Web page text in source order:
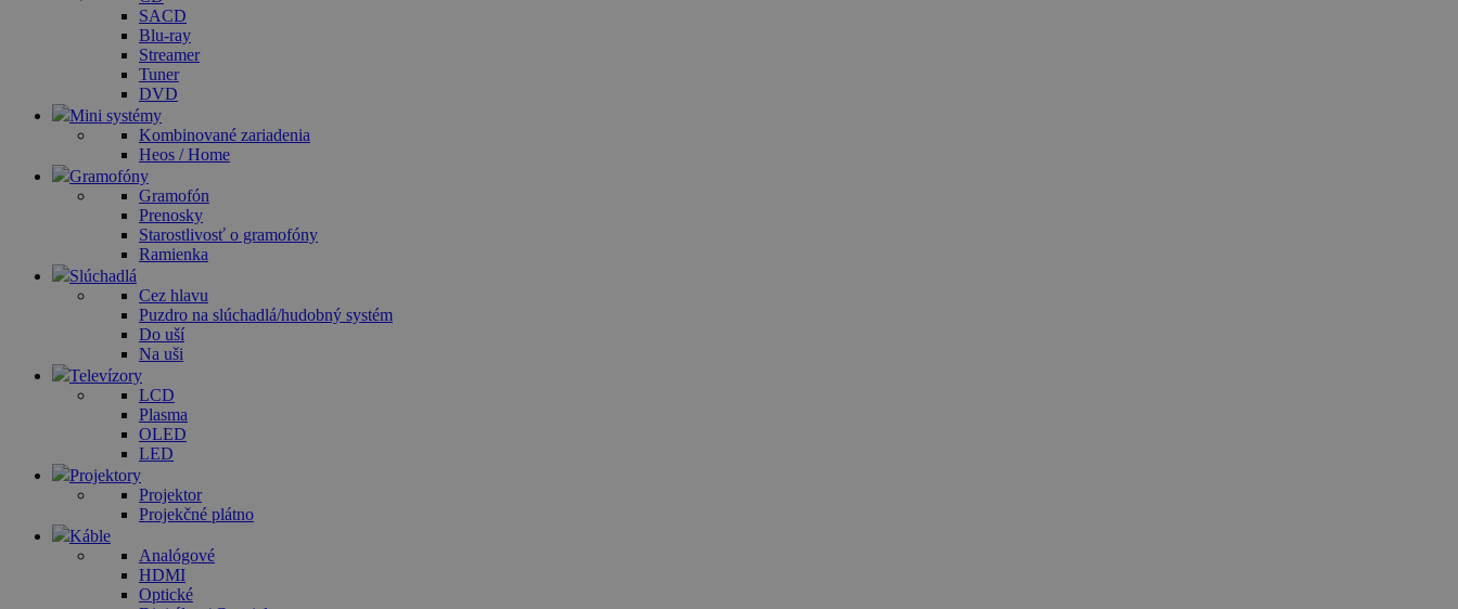
SACD
Blu-ray
Streamer
Tuner
DVD
Mini systémy
Kombinované zariadenia
Heos / Home
Gramofóny
Gramofón
Prenosky
Starostlivosť o gramofóny
Ramienka
Slúchadlá
Cez hlavu
Puzdro na slúchadlá/hudobný systém
Do uší
Na uši
Televízory
LCD
Plasma
OLED
LED
Projektory
Projektor
Projekčné plátno
Káble
Analógové
HDMI
Optické